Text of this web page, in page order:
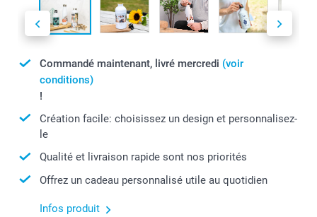
Commandé maintenant, livré mercredi (voir
conditions)
!
Création facile: choisissez un design et personnalisez-
le
Qualité et livraison rapide sont nos priorités
Offrez un cadeau personnalisé utile au quotidien
Infos produit